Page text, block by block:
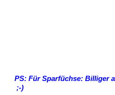
PS: Für Sparfüchse: Billiger
;-)